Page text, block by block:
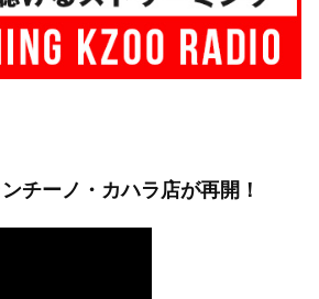
チーノ・カハラ店が再開！